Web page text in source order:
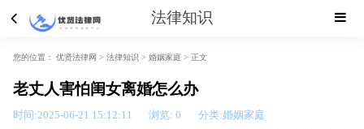
法律知识
您的位置： 优贤法律网 > 法律知识 > 婚姻家庭 > 正文
老丈人害怕闺女离婚怎么办
时间:2025-06-21 15:12:11 浏览:0 分类:婚姻家庭